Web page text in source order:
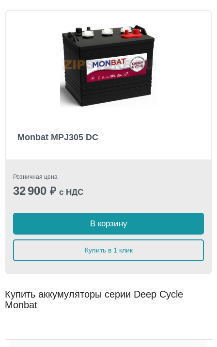
Monbat MPJ305 DC
Розничная цена
32 900 ₽ с НДС
В корзину
Купить в 1 клик
Купить аккумуляторы серии Deep Cycle
Monbat